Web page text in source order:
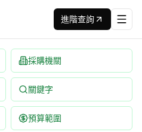
進階查詢
採購機關
關鍵字
預算範圍